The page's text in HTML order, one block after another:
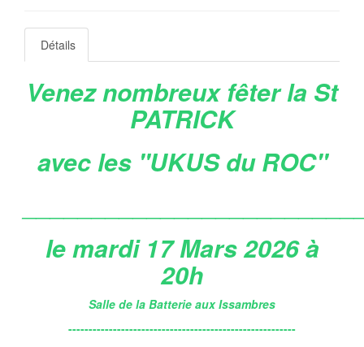
Détails
Venez nombreux fêter la St
PATRICK
avec les "UKUS du ROC"
le mardi 17 Mars 2026 à
20h
Salle de la Batterie aux Issambres
--------------------------------------------------------